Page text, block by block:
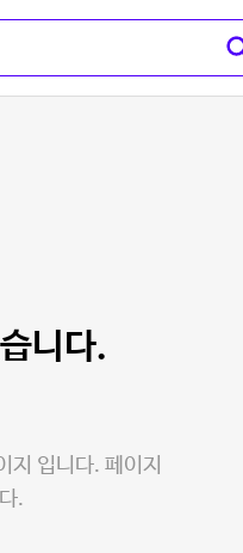
니다.
지 입니다. 페이지
.